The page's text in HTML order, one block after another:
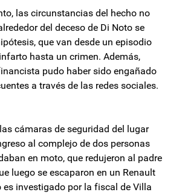
las circunstancias del hecho no
del deceso de Di Noto se
que van desde un episodio
hasta un crimen. Además,
pudo haber sido engañado
a través de las redes sociales.
cámaras de seguridad del lugar
al complejo de dos personas
en moto, que redujeron al padre
luego se escaparon en un Renault
es investigado por la fiscal de Villa